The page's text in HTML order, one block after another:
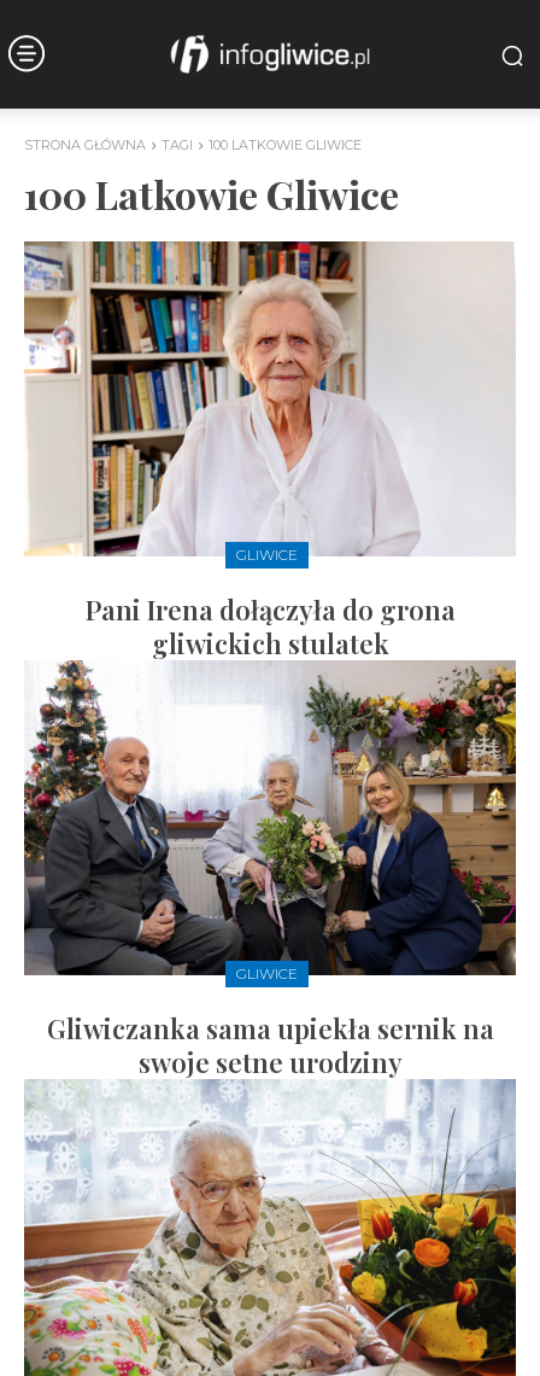
STRONA GŁÓWNA TAGI 100 LATKOWIE GLIWICE
100 Latkowie Gliwice
GLIWICE
Pani Irena dołączyła do grona
gliwickich stulatek
GLIWICE
Gliwiczanka sama upiekła sernik na
swoje setne urodziny